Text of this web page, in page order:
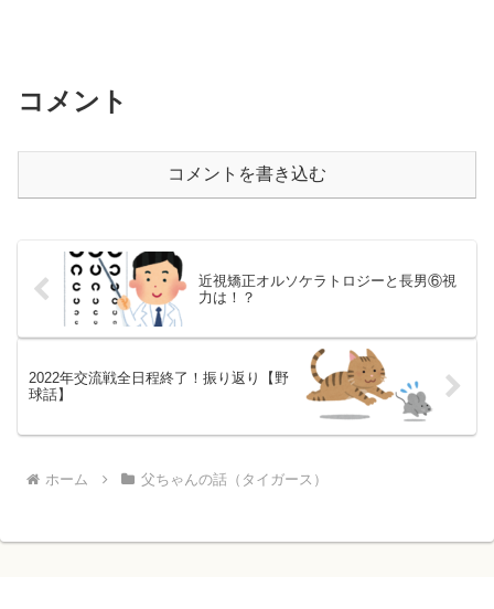
コメント
コメントを書き込む
近視矯正オルソケラトロジーと長男⑥視
力は！？
2022年交流戦全日程終了！振り返り【野
球話】
ホーム 父ちゃんの話（タイガース）